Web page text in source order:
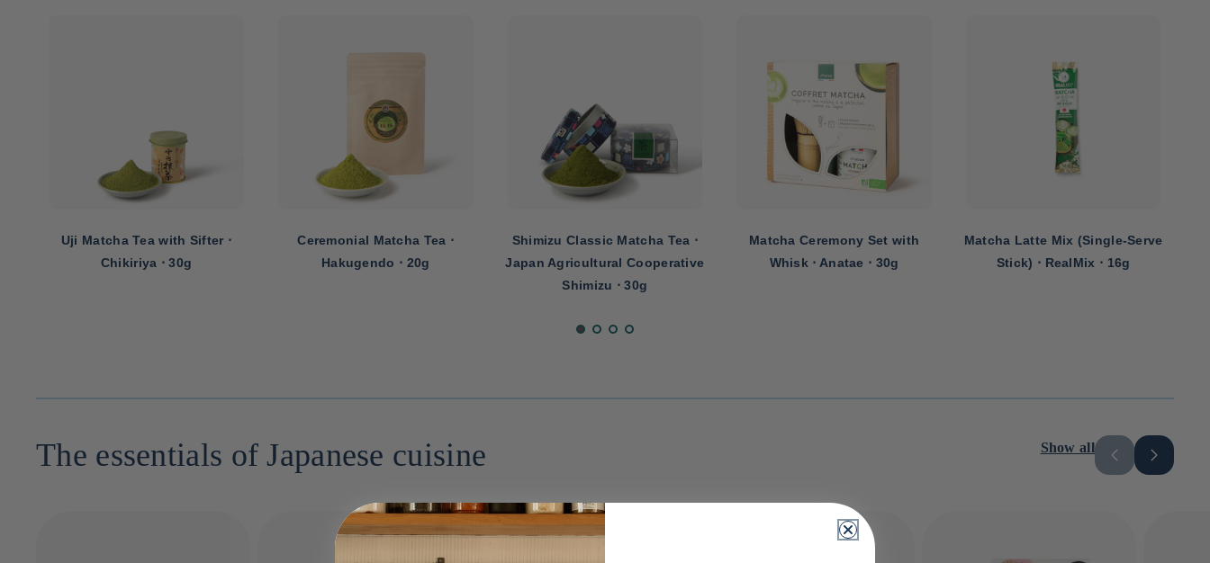
Uji Matcha Tea with Sifter ⋅
Chikiriya ⋅ 30g
Ceremonial Matcha Tea ⋅
Hakugendo ⋅ 20g
Shimizu Classic Matcha Tea ⋅
Japan Agricultural Cooperative
Shimizu ⋅ 30g
Matcha Ceremony Set with
Whisk ⋅ Anatae ⋅ 30g
Matcha Latte Mix (Single-Serve
Stick) ⋅ RealMix ⋅ 16g
The essentials of Japanese cuisine Show all